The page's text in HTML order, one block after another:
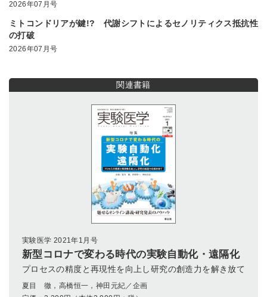
2026年07月号
ミトコンドリアが鍵!? 代謝シフトによるセノリティクス抵抗性
の打破
2026年07月号
関連書籍
実験医学 2021年1月号
新型コロナで変わる時代の実験自動化・遠隔化
プロセスの精度と再現性を向上し研究の創造力を解き放て
夏目 徹，高橋恒一，神田元紀／企画